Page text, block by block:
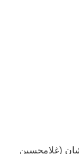
(غلامحسین